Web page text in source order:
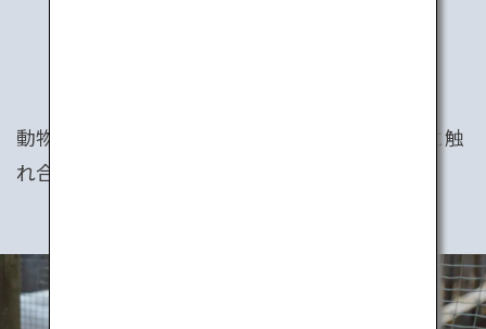
動物園や牧場、水族館など、家族みんなで動物と触
れ合える楽しいスポットが全国各地にあります。